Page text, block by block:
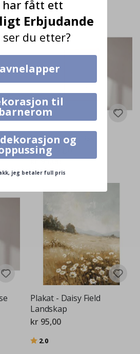
Karakter:
4.0 av 5 mulige
Plakat - Botanisk
Bladdesign
kr 95,00
Plakat - Daisy Field
Landskap
kr 95,00
Karakter:
2.0
har fått ett
Erbjudande
ser du etter?
til
barnerom
og
jeg betaler full pris